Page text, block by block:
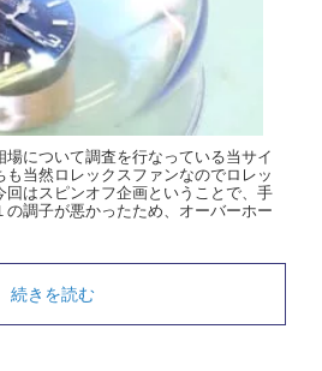
について調査を行なっている当サイ
も当然ロレックスファンなのでロレッ
回はスピンオフ企画ということで、手
調子が悪かったため、オーバーホー
続きを読む